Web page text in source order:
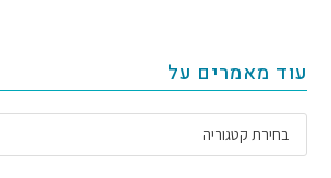
עוד מאמרים על